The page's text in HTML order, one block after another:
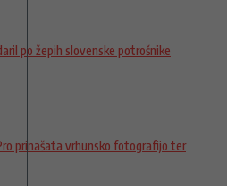
po žepih slovenske potrošnike
prinašata vrhunsko fotografijo ter